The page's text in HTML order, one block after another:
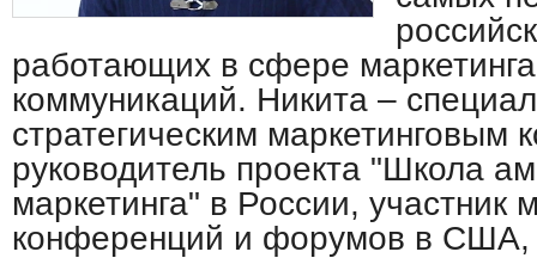
работающих в сфере
коммуникаций. Никита –
стратегическим маркетинговым
руководитель проекта "Школа
маркетинга" в России, участник
конференций и форумов в